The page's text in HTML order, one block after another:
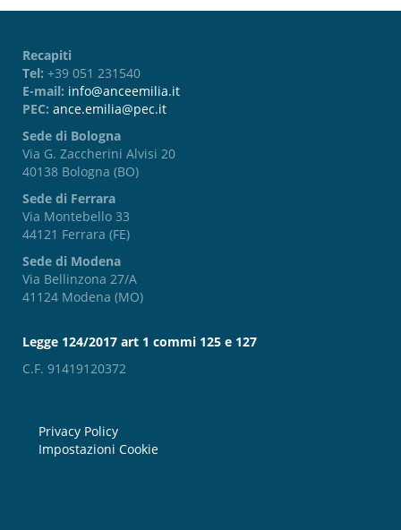
Recapiti
Tel: +39 051 231540
E-mail: info@anceemilia.it
PEC: ance.emilia@pec.it
Sede di Bologna
Via G. Zaccherini Alvisi 20
40138 Bologna (BO)
Sede di Ferrara
Via Montebello 33
44121 Ferrara (FE)
Sede di Modena
Via Bellinzona 27/A
41124 Modena (MO)
Legge 124/2017 art 1 commi 125 e 127
C.F. 91419120372
Privacy Policy
Impostazioni Cookie